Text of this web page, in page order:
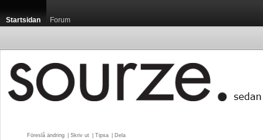
Startsidan Forum
Föreslå ändring Skriv ut Tipsa Dela